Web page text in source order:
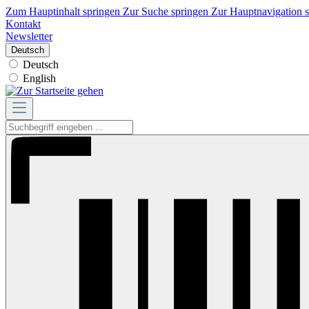
Zum Hauptinhalt springen Zur Suche springen Zur Hauptnavigation
Kontakt
Newsletter
Deutsch
Deutsch
English